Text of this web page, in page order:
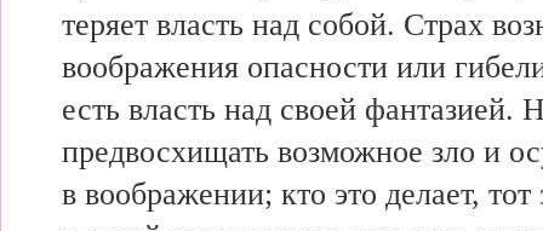
теряет власть над собой. Страх
воображения опасности или
есть власть над своей фантазией.
предвосхищать возможное зло и
в воображении; кто это делает, тот